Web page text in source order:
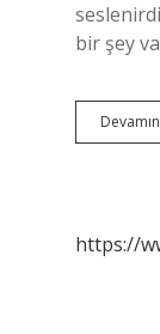
bir şey
https://